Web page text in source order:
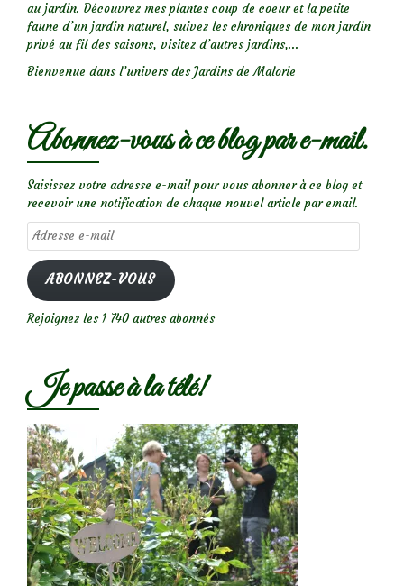
au jardin. Découvrez mes plantes coup de coeur et la petite
faune d’un jardin naturel, suivez les chroniques de mon jardin
privé au fil des saisons, visitez d’autres jardins,...
Bienvenue dans l’univers des Jardins de Malorie
Abonnez-vous à ce blog par e-mail.
Saisissez votre adresse e-mail pour vous abonner à ce blog et
recevoir une notification de chaque nouvel article par email.
Adresse
e-
mail
ABONNEZ-VOUS
Rejoignez les 1 740 autres abonnés
Je passe à la télé!